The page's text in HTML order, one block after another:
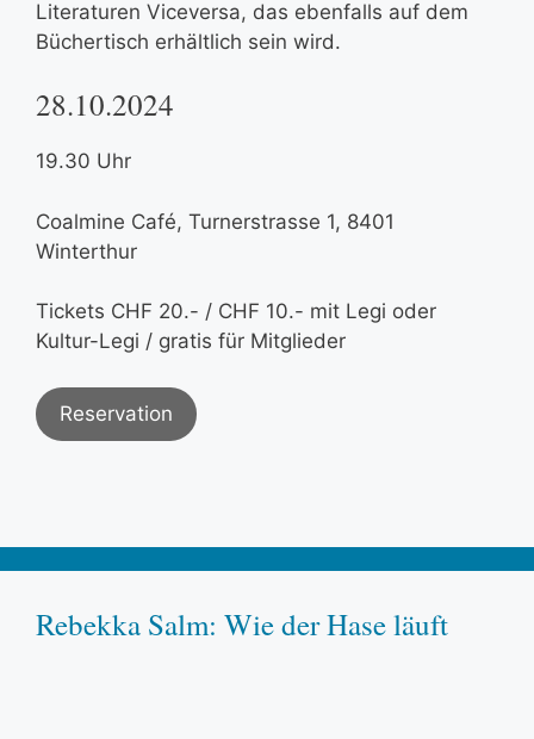
Literaturen Viceversa, das ebenfalls auf dem
Büchertisch erhältlich sein wird.
28.10.2024
19.30 Uhr
Coalmine Café, Turnerstrasse 1, 8401
Winterthur
Tickets CHF 20.- / CHF 10.- mit Legi oder
Kultur-Legi / gratis für Mitglieder
Reservation
Rebekka Salm: Wie der Hase läuft